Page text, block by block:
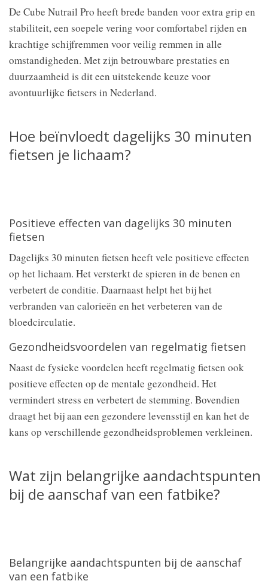
De Cube Nutrail Pro heeft brede banden voor extra grip en
stabiliteit, een soepele vering voor comfortabel rijden en
krachtige schijfremmen voor veilig remmen in alle
omstandigheden. Met zijn betrouwbare prestaties en
duurzaamheid is dit een uitstekende keuze voor
avontuurlijke fietsers in Nederland.
Hoe beïnvloedt dagelijks 30 minuten
fietsen je lichaam?
Positieve effecten van dagelijks 30 minuten
fietsen
Dagelijks 30 minuten fietsen heeft vele positieve effecten
op het lichaam. Het versterkt de spieren in de benen en
verbetert de conditie. Daarnaast helpt het bij het
verbranden van calorieën en het verbeteren van de
bloedcirculatie.
Gezondheidsvoordelen van regelmatig fietsen
Naast de fysieke voordelen heeft regelmatig fietsen ook
positieve effecten op de mentale gezondheid. Het
vermindert stress en verbetert de stemming. Bovendien
draagt het bij aan een gezondere levensstijl en kan het de
kans op verschillende gezondheidsproblemen verkleinen.
Wat zijn belangrijke aandachtspunten
bij de aanschaf van een fatbike?
Belangrijke aandachtspunten bij de aanschaf
van een fatbike